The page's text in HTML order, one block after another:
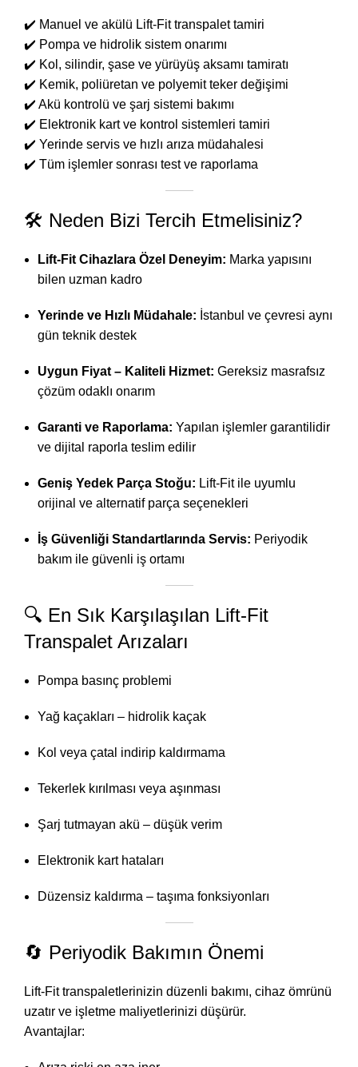
✔️ Manuel ve akülü Lift-Fit transpalet tamiri
✔️ Pompa ve hidrolik sistem onarımı
✔️ Kol, silindir, şase ve yürüyüş aksamı tamiratı
✔️ Kemik, poliüretan ve polyemit teker değişimi
✔️ Akü kontrolü ve şarj sistemi bakımı
✔️ Elektronik kart ve kontrol sistemleri tamiri
✔️ Yerinde servis ve hızlı arıza müdahalesi
✔️ Tüm işlemler sonrası test ve raporlama
🛠️ Neden Bizi Tercih Etmelisiniz?
Lift-Fit Cihazlara Özel Deneyim: Marka yapısını
bilen uzman kadro
Yerinde ve Hızlı Müdahale: İstanbul ve çevresi aynı
gün teknik destek
Uygun Fiyat – Kaliteli Hizmet: Gereksiz masrafsız
çözüm odaklı onarım
Garanti ve Raporlama: Yapılan işlemler garantilidir
ve dijital raporla teslim edilir
Geniş Yedek Parça Stoğu: Lift-Fit ile uyumlu
orijinal ve alternatif parça seçenekleri
İş Güvenliği Standartlarında Servis: Periyodik
bakım ile güvenli iş ortamı
🔍 En Sık Karşılaşılan Lift-Fit
Transpalet Arızaları
Pompa basınç problemi
Yağ kaçakları – hidrolik kaçak
Kol veya çatal indirip kaldırmama
Tekerlek kırılması veya aşınması
Şarj tutmayan akü – düşük verim
Elektronik kart hataları
Düzensiz kaldırma – taşıma fonksiyonları
🔄 Periyodik Bakımın Önemi
Lift-Fit transpaletlerinizin düzenli bakımı, cihaz ömrünü
uzatır ve işletme maliyetlerinizi düşürür.
Avantajlar: